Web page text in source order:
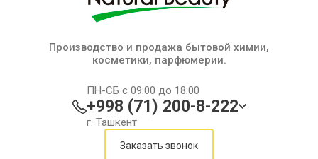
Производство и продажа бытовой химии,
косметики, парфюмерии.
ПН-СБ с 09:00 до 18:00
+998 (71) 200-8-222
г. Ташкент
Заказать звонок